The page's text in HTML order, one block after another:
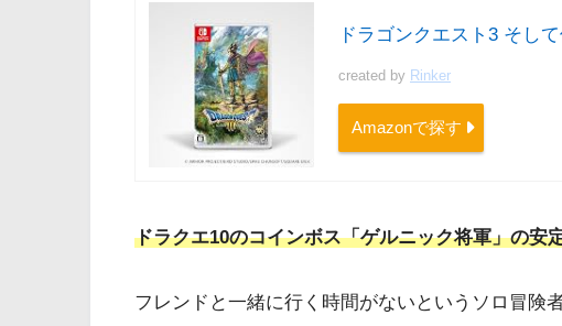
ドラゴンクエスト3 そし
created by Rinker
Amazonで探す
ドラクエ10のコインボス「ゲルニック将軍」の安
フレンドと一緒に行く時間がないというソロ冒険